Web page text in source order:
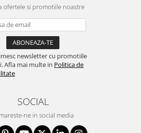
ofertele si promotiile noastre
newsletter cu promotiile
Afla mai multe in Politica de
SOCIAL
ne in social media